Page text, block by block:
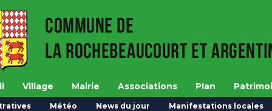
Village Mairie Associations Plan
Météo News du jour Manifestations locales